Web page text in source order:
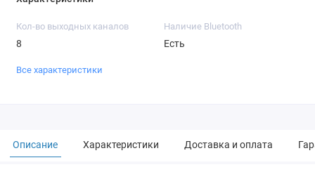
Кол-во выходных каналов
8
Наличие Bluetooth
Есть
Все характеристики
Описание Характеристики Доставка и оплата